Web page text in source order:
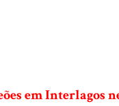
em Interlagos